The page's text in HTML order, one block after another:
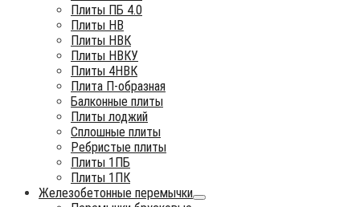
Плиты ПБ 4.0
Плиты НВ
Плиты НВК
Плиты НВКУ
Плиты 4НВК
Плита П-образная
Балконные плиты
Плиты лоджий
Сплошные плиты
Ребристые плиты
Плиты 1ПБ
Плиты 1ПК
Железобетонные перемычки